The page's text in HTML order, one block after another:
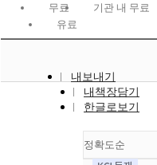
무료
기관 내 무료
유료
내보내기
내책장담기
한글로보기
정확도순